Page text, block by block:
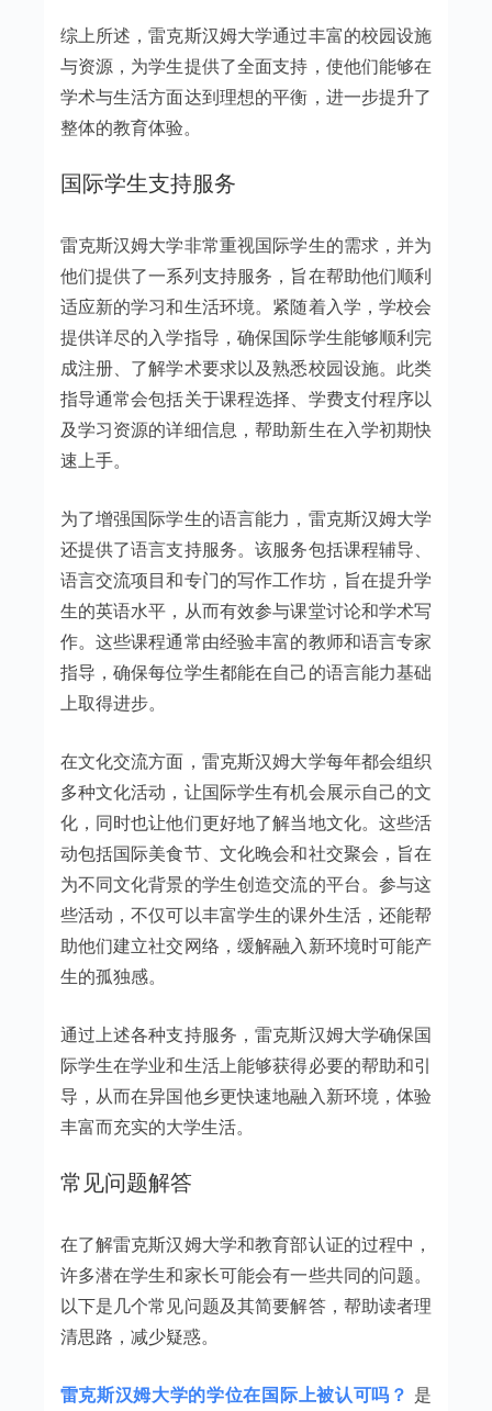
综上所述，雷克斯汉姆大学通过丰富的校园设施
与资源，为学生提供了全面支持，使他们能够在
学术与生活方面达到理想的平衡，进一步提升了
整体的教育体验。
国际学生支持服务
雷克斯汉姆大学非常重视国际学生的需求，并为
他们提供了一系列支持服务，旨在帮助他们顺利
适应新的学习和生活环境。紧随着入学，学校会
提供详尽的入学指导，确保国际学生能够顺利完
成注册、了解学术要求以及熟悉校园设施。此类
指导通常会包括关于课程选择、学费支付程序以
及学习资源的详细信息，帮助新生在入学初期快
速上手。
为了增强国际学生的语言能力，雷克斯汉姆大学
还提供了语言支持服务。该服务包括课程辅导、
语言交流项目和专门的写作工作坊，旨在提升学
生的英语水平，从而有效参与课堂讨论和学术写
作。这些课程通常由经验丰富的教师和语言专家
指导，确保每位学生都能在自己的语言能力基础
上取得进步。
在文化交流方面，雷克斯汉姆大学每年都会组织
多种文化活动，让国际学生有机会展示自己的文
化，同时也让他们更好地了解当地文化。这些活
动包括国际美食节、文化晚会和社交聚会，旨在
为不同文化背景的学生创造交流的平台。参与这
些活动，不仅可以丰富学生的课外生活，还能帮
助他们建立社交网络，缓解融入新环境时可能产
生的孤独感。
通过上述各种支持服务，雷克斯汉姆大学确保国
际学生在学业和生活上能够获得必要的帮助和引
导，从而在异国他乡更快速地融入新环境，体验
丰富而充实的大学生活。
常见问题解答
在了解雷克斯汉姆大学和教育部认证的过程中，
许多潜在学生和家长可能会有一些共同的问题。
以下是几个常见问题及其简要解答，帮助读者理
清思路，减少疑惑。
雷克斯汉姆大学的学位在国际上被认可吗？ 是